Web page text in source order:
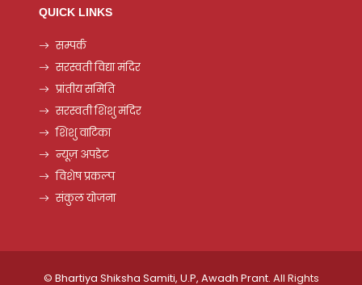
QUICK LINKS
सम्पर्क
सरस्वती विद्या मंदिर
प्रांतीय समिति
सरस्वती शिशु मंदिर
शिशु वाटिका
न्यूज़ अपडेट
विशेष प्रकल्प
संकुल योजना
© Bhartiya Shiksha Samiti, U.P, Awadh Prant. All Rights